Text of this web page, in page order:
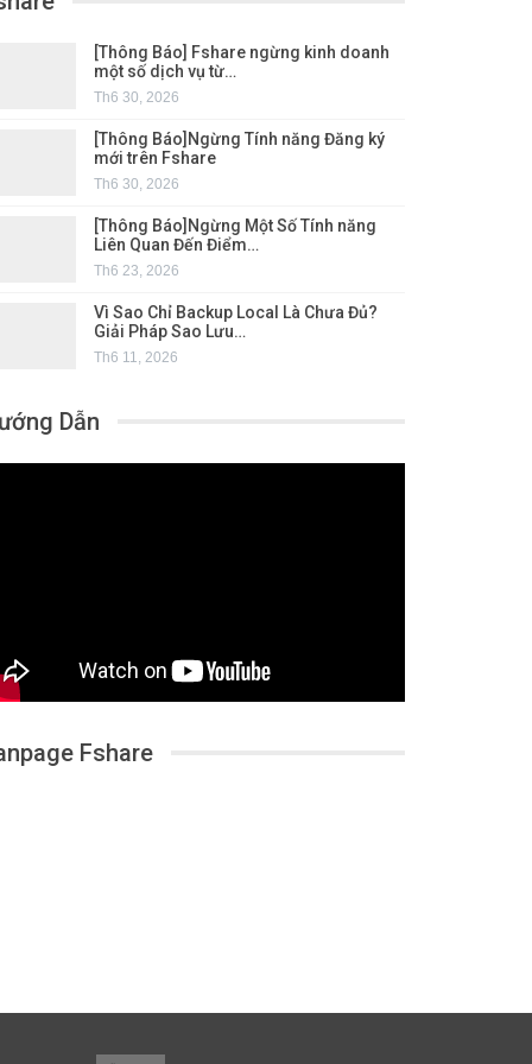
[Thông Báo] Fshare ngừng kinh doanh
một số dịch vụ từ…
Th6 30, 2026
[Thông Báo]Ngừng Tính năng Đăng ký
mới trên Fshare
Th6 30, 2026
[Thông Báo]Ngừng Một Số Tính năng
Liên Quan Đến Điểm…
Th6 23, 2026
Vì Sao Chỉ Backup Local Là Chưa Đủ?
Giải Pháp Sao Lưu…
Th6 11, 2026
Dẫn
Fshare